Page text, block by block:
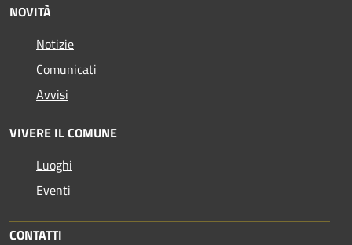
NOVITÀ
Notizie
Comunicati
Avvisi
VIVERE IL COMUNE
Luoghi
Eventi
CONTATTI